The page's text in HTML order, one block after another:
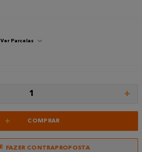
Ver Parcelas
1 +
+ COMPRAR
FAZER CONTRAPROPOSTA